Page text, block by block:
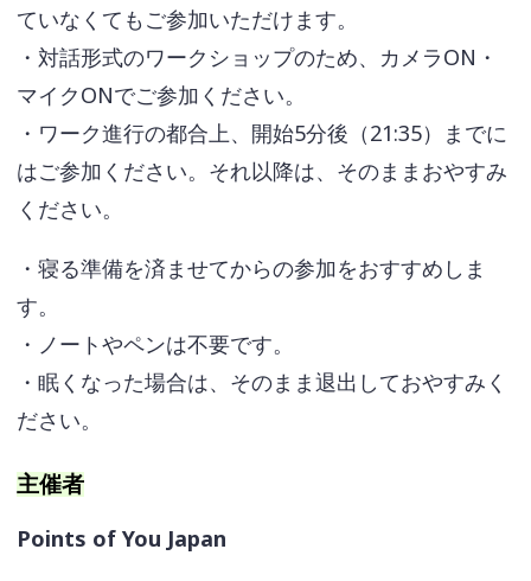
ていなくてもご参加いただけます。
・対話形式のワークショップのため、カメラON・
マイクONでご参加ください。
・ワーク進行の都合上、開始5分後（21:35）までに
はご参加ください。それ以降は、そのままおやすみ
ください。
・寝る準備を済ませてからの参加をおすすめしま
す。
・ノートやペンは不要です。
・眠くなった場合は、そのまま退出しておやすみく
ださい。
主催者
Points of You Japan